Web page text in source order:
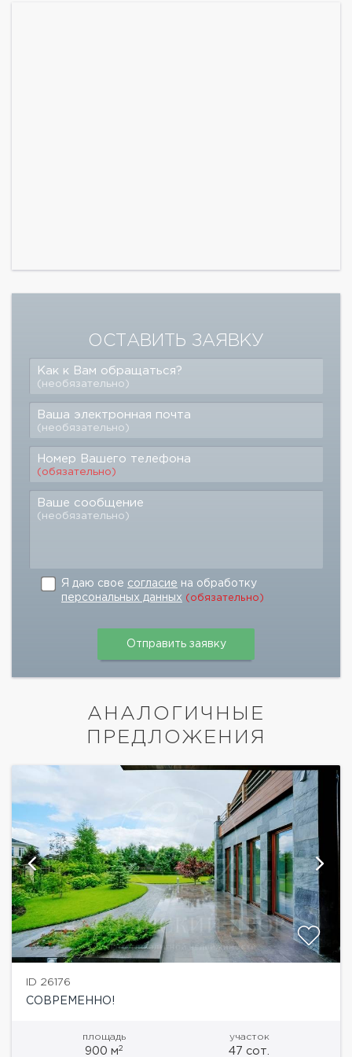
ОСТАВИТЬ ЗАЯВКУ
Как к Вам обращаться?
(необязательно)
Ваша электронная почта
(необязательно)
Номер Вашего телефона
(обязательно)
Ваше сообщение
(необязательно)
Я даю свое согласие на обработку
персональных данных (обязательно)
АНАЛОГИЧНЫЕ
ПРЕДЛОЖЕНИЯ
ID 26176
СОВРЕМЕННО!
площадь
900 м2
участок
47 сот.